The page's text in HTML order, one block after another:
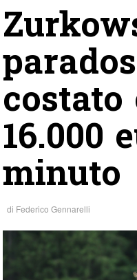
16.000
minuto
di Federico Gennarelli